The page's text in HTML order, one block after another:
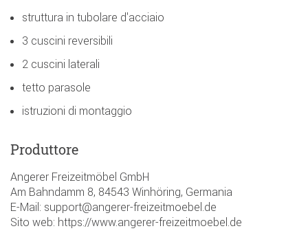
struttura in tubolare d'acciaio
3 cuscini reversibili
2 cuscini laterali
tetto parasole
istruzioni di montaggio
Produttore
Angerer Freizeitmöbel GmbH
Am Bahndamm 8, 84543 Winhöring, Germania
E-Mail: support@angerer-freizeitmoebel.de
Sito web: https://www.angerer-freizeitmoebel.de